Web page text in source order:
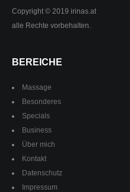
Copyright © 2019 irinas.at
alle Rechte vorbehalten.
BEREICHE
Massage
Besonderes
Specials
Business
Über mich
Kontakt
Datenschutz
Impressum